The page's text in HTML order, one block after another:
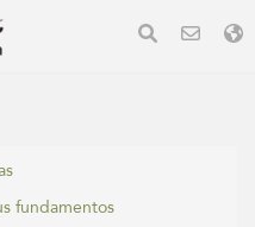
fundamentos